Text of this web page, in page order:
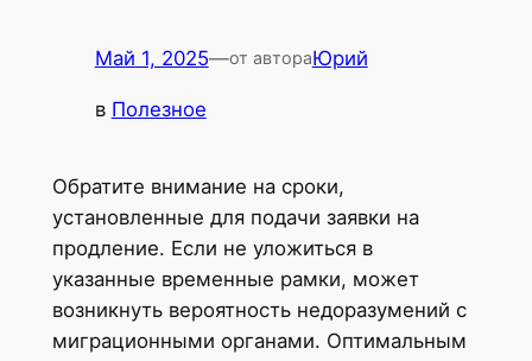
Май 1, 2025—от автораЮрий
в Полезное
Обратите внимание на сроки,
установленные для подачи заявки на
продление. Если не уложиться в
указанные временные рамки, может
возникнуть вероятность недоразумений с
миграционными органами. Оптимальным